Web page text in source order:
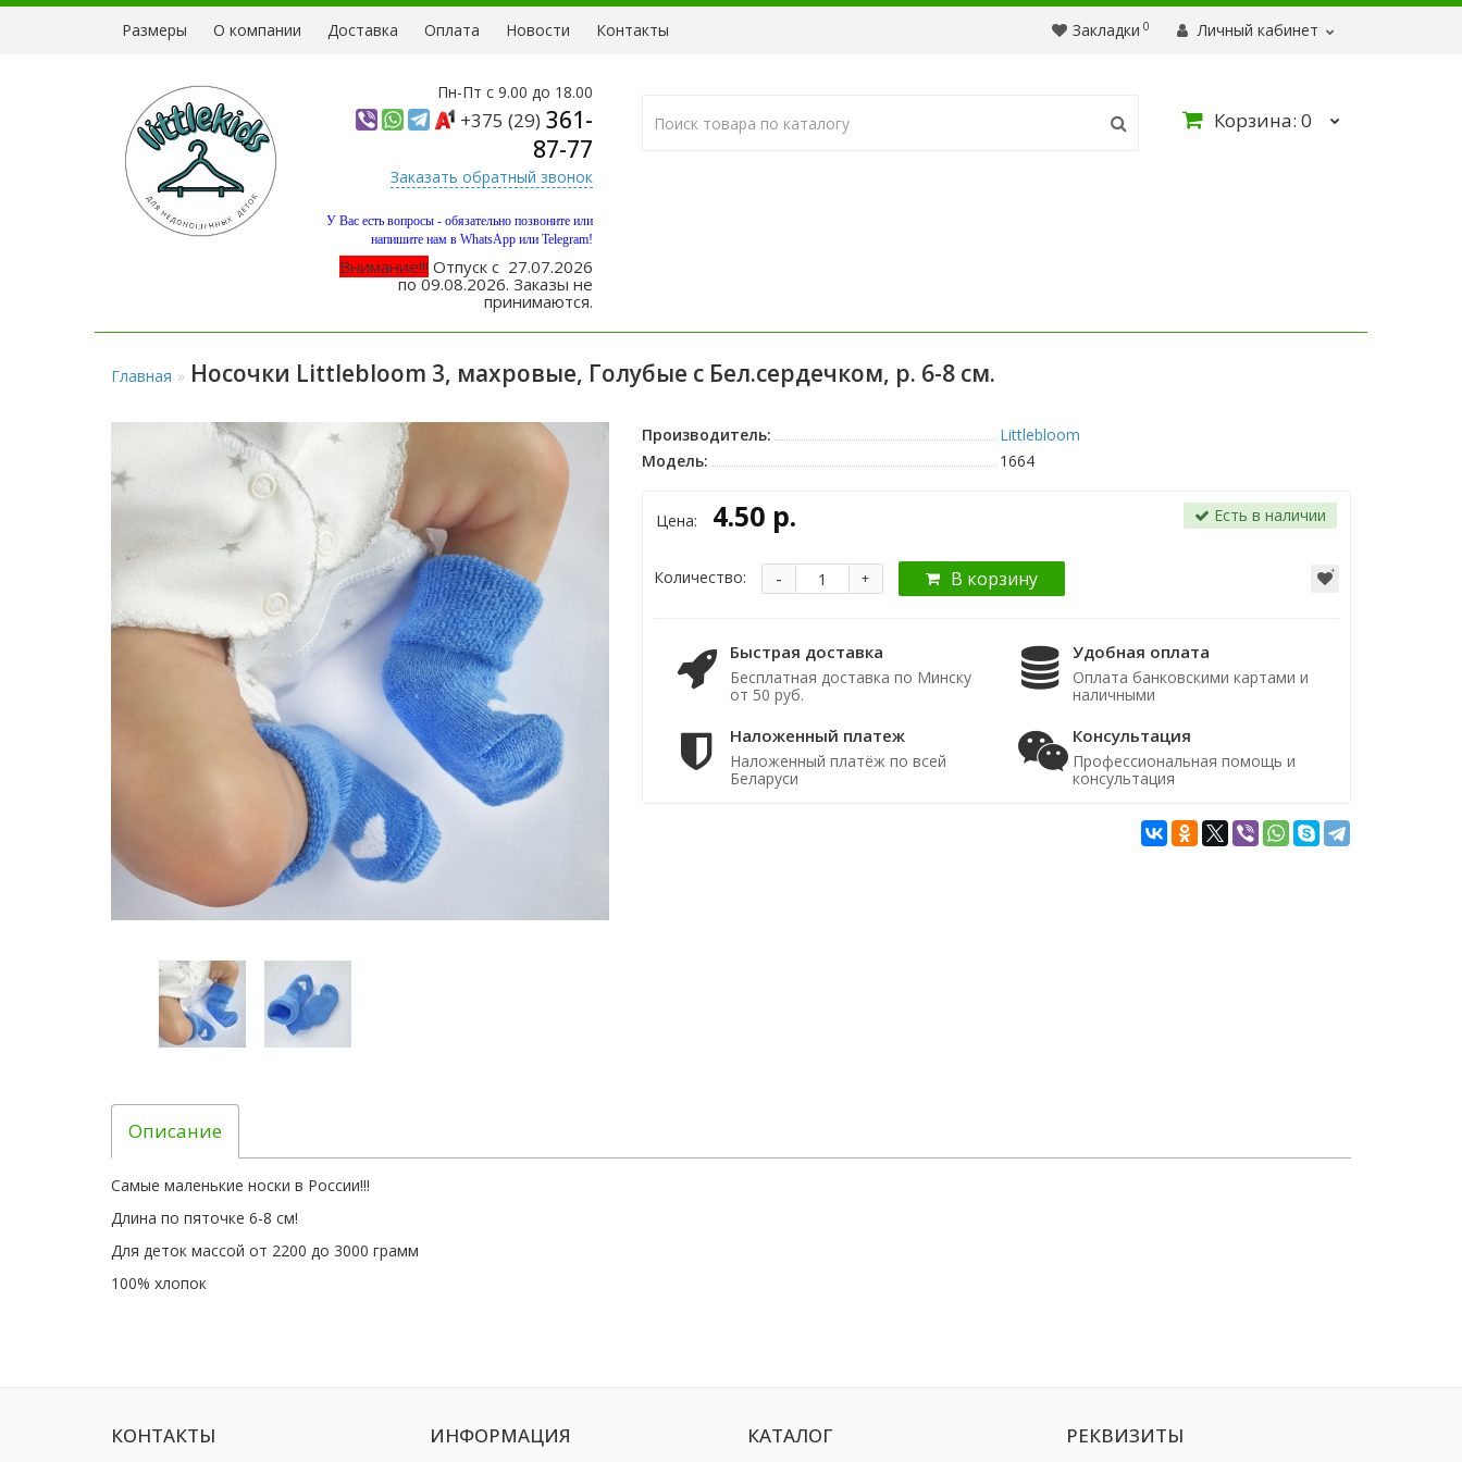
Размеры О компании Доставка Оплата Новости Контакты Закладки 0 Личный кабинет
Пн-Пт с 9.00 до 18.00
+375 (29) 361-
87-77
Заказать обратный звонок
У Вас есть вопросы - обязательно позвоните или
напишите нам в WhatsApp или Telegram!
Внимание!!! Отпуск с 27.07.2026
по 09.08.2026. Заказы не
принимаются.
Корзина: 0
Главная Носочки Littlebloom 3, махровые, Голубые с Бел.сердечком, р. 6-8 см.
Производитель:
Littlebloom
Модель:
1664
Цена: 4.50 р. Есть в наличии
Количество: +
- В корзину
Быстрая доставка
Бесплатная доставка по Минску
от 50 руб.
Удобная оплата
Оплата банковскими картами и
наличными
Наложенный платеж
Наложенный платёж по всей
Беларуси
Консультация
Профессиональная помощь и
консультация
Описание
Самые маленькие носки в России!!!
Длина по пяточке 6-8 см!
Для деток массой от 2200 до 3000 грамм
100% хлопок
КОНТАКТЫ ИНФОРМАЦИЯ КАТАЛОГ РЕКВИЗИТЫ